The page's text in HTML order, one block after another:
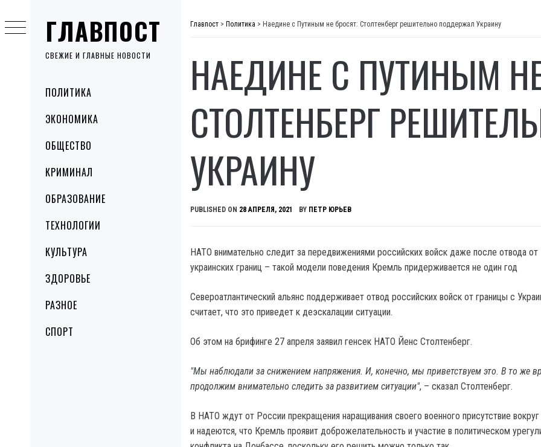
ГЛАВПОСТ
СВЕЖИЕ И ГЛАВНЫЕ НОВОСТИ
MenuПОЛИТИКА
ЭКОНОМИКА
ОБЩЕСТВО
КРИМИНАЛ
ОБРАЗОВАНИЕ
ТЕХНОЛОГИИ
КУЛЬТУРА
ЗДОРОВЬЕ
РАЗНОЕ
СПОРТ
to
content
Главпост > Политика > Наедине с Путиным не бросят: Столтенберг решительно поддержал Украину
НАЕДИНЕ С ПУТИНЫМ
СТОЛТЕНБЕРГ
УКРАИНУ
PUBLISHED ON 28 АПРЕЛЯ, 2021 BY ПЕТР ЮРЬЕВ
НАТО внимательно следит за передвижениями российских войск даже после отвода от
украинских границ – такой модели поведения Кремль придерживается не один год
Североатлантический альянс поддерживает отвод российских войск от границы с
считает, что это приведет к деэскалации ситуации.
Об этом на брифинге 27 апреля заявил генсек НАТО Йенс Столтенберг.
"Мы наблюдали за снижением напряжения. И, конечно, мы приветствуем это. В то же
продолжим внимательно следить за развитием ситуации", – сказал Столтенберг.
В НАТО ждут от России прекращения наращивания своего военного присутствие
и надеются, что Кремль проявит доброжелательность и участие в политическом